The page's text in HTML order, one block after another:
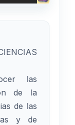
las
de la
de las
y de